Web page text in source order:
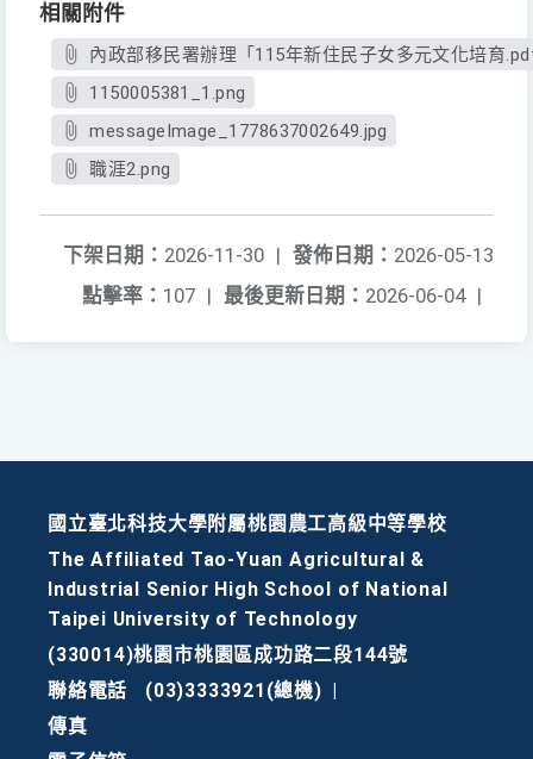
相關附件
內政部移民署辦理「115年新住民子女多元文化培育
1150005381_1.png
messageImage_1778637002649.jpg
職涯2.png
發佈日期： 2026-05-13
下架日期： 2026-11-30 |
最後更新日期： 2026-06-04 |
點擊率： 107 |
國立臺北科技大學附屬桃園農工高級中等學校
The Affiliated Tao-Yuan Agricultural &
Industrial Senior High School of National
Taipei University of Technology
(330014)桃園市桃園區成功路二段144號
聯絡電話
(03)3333921(總機)
傳真